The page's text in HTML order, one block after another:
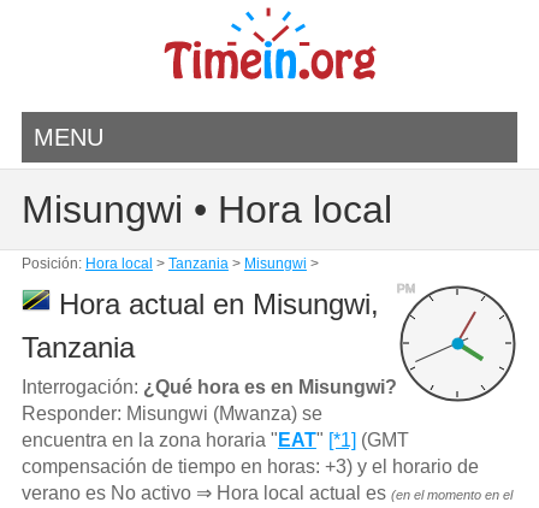
MENU
Misungwi • Hora local
Posición: Hora local > Tanzania> Misungwi >
PM
Hora actual en Misungwi,
Tanzania
Interrogación: ¿Qué hora es en Misungwi?
Responder: Misungwi (Mwanza) se
encuentra en la zona horaria " EAT" [*1] (GMT
compensación de tiempo en horas: +3) y el horario de
verano es No activo ⇒ Hora local actual es (en el momento en el